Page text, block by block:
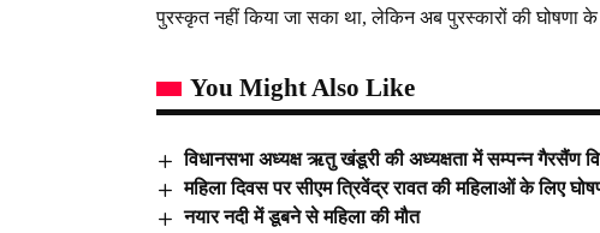
पुरस्कृत नहीं किया जा सका था, लेकिन अब पुरस्कारों की घोषणा के
You Might Also Like
विधानसभा अध्यक्ष ऋतु खंडूरी की अध्यक्षता में सम्पन्न गैरसैंण
महिला दिवस पर सीएम त्रिवेंद्र रावत की महिलाओं के लिए
नयार नदी में डूबने से महिला की मौत